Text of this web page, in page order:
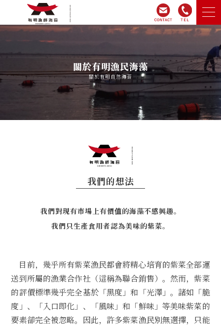
關於有明漁民海藻
產品介紹
公司簡介
日本
EN
關於有明漁民海藻
關於有明自然海苔
我們的想法
我們對現有市場上有價值的海藻不感興趣。
我們只生產食用者認為美味的紫菜。
目前，幾乎所有紫菜漁民都會將精心培育的紫菜全部運
送到所屬的漁業合作社（這稱為聯合銷售）。然而，紫菜
的評價標準幾乎完全基於「黑度」和「光澤」。諸如「脆
度」、「入口即化」、「風味」和「鮮味」等美味紫菜的
要素卻完全被忽略。因此，許多紫菜漁民別無選擇，只能